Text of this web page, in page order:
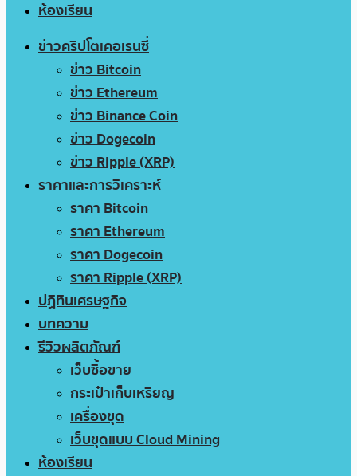
ห้องเรียน
ข่าวคริปโตเคอเรนซี่
ข่าว Bitcoin
ข่าว Ethereum
ข่าว Binance Coin
ข่าว Dogecoin
ข่าว Ripple (XRP)
ราคาและการวิเคราะห์
ราคา Bitcoin
ราคา Ethereum
ราคา Dogecoin
ราคา Ripple (XRP)
ปฏิทินเศรษฐกิจ
บทความ
รีวิวผลิตภัณฑ์
เว็บซื้อขาย
กระเป๋าเก็บเหรียญ
เครื่องขุด
เว็บขุดแบบ Cloud Mining
ห้องเรียน